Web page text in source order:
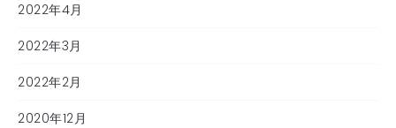
2022年4月
2022年3月
2022年2月
2020年12月